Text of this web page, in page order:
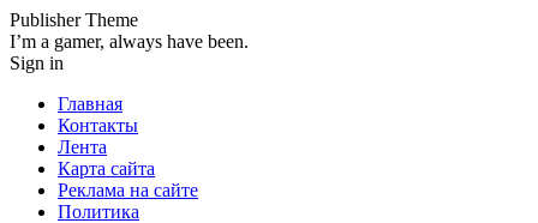
Publisher Theme
I’m a gamer, always have been.
Sign in
Главная
Контакты
Лента
Карта сайта
Реклама на сайте
Политика